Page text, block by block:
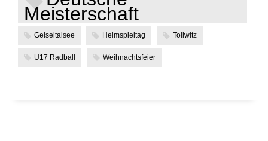
Meisterschaft
Geiseltalsee Heimspieltag Tollwitz
U17 Radball Weihnachtsfeier